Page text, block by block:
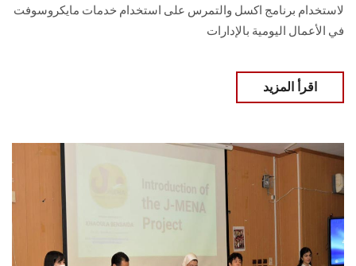
لاستخدام برنامج اكسل والتمرس على استخدام خدمات مايكروسوفت
في الأعمال اليومية بالإدارات
اقرأ المزيد